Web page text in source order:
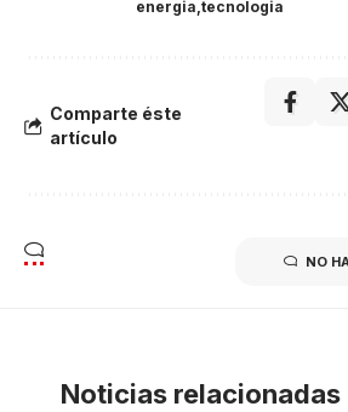
energia tecnologia
Comparte éste
artículo
NO
Noticias relacionadas